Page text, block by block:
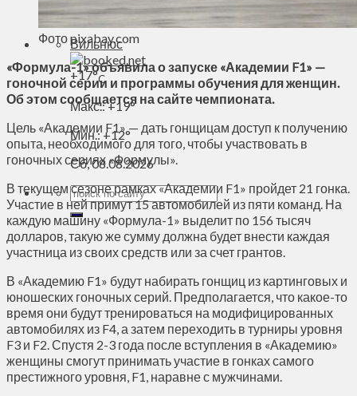
Энергетика
Вильнюс
+17°C
Макс.:+19°
Мин.:+12°
Сб, 08.08.2026
Фото pixabay.com
«Формула-1» объявила о запуске «Академии F1» —
гоночной серии и программы обучения для женщин.
Об этом сообщается на сайте чемпионата.
Цель «Академии F1» — дать гонщицам доступ к получению
опыта, необходимого для того, чтобы участвовать в
гоночных сериях «Формулы».
В текущем сезоне рамках «Академии F1» пройдет 21 гонка.
Участие в ней примут 15 автомобилей из пяти команд. На
каждую машину «Формула-1» выделит по 156 тысяч
долларов, такую же сумму должна будет внести каждая
участница из своих средств или за счет грантов.
В «Академию F1» будут набирать гонщиц из картинговых и
юношеских гоночных серий. Предполагается, что какое-то
время они будут тренироваться на модифицированных
автомобилях из F4, а затем переходить в турниры уровня
F3 и F2. Спустя 2-3 года после вступления в «Академию»
женщины смогут принимать участие в гонках самого
престижного уровня, F1, наравне с мужчинами.